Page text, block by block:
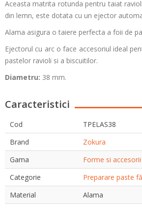
Aceasta matrita rotunda pentru taiat
din lemn, este dotata cu un ejector
Alama asigura o taiere perfecta a foii de
Ejectorul cu arc o face accesoriul ideal
pastelor ravioli si a biscuitilor.
Diametru: 38 mm.
Caracteristici
Cod
TPELAS38
Brand
Zokura
Gama
Forme si
Categorie
Preparare paste
Material
Alama